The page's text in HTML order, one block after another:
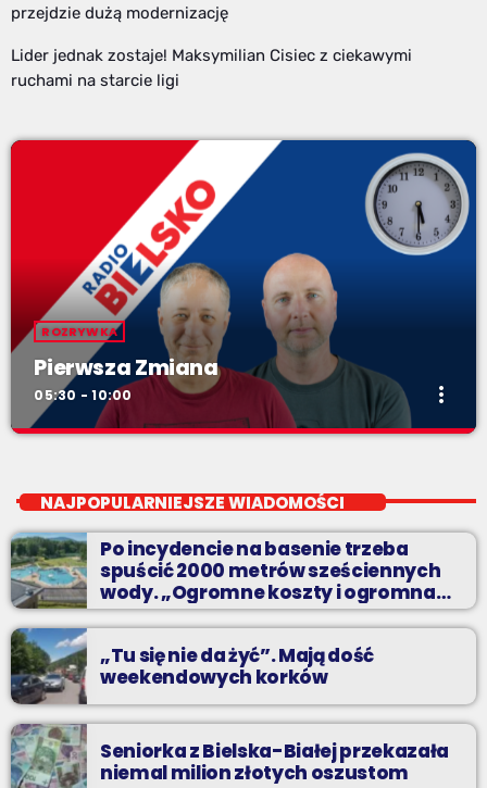
przejdzie dużą modernizację
Lider jednak zostaje! Maksymilian Cisiec z ciekawymi
ruchami na starcie ligi
ROZRYWKA
Pierwsza Zmiana
05:30 - 10:00 more_vert
Codziennie od poniedziałku do piątku od 5:30 do 10.
NAJPOPULARNIEJSZE WIADOMOŚCI
Po incydencie na basenie trzeba
spuścić 2000 metrów sześciennych
wody. „Ogromne koszty i ogromna
praca”
„Tu się nie da żyć”. Mają dość
weekendowych korków
Seniorka z Bielska-Białej przekazała
niemal milion złotych oszustom